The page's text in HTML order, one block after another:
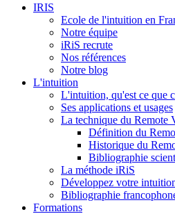
IRIS
Ecole de l'intuition en
Notre équipe
iRiS recrute
Nos références
Notre blog
L'intuition
L'intuition, qu'est ce que
Ses applications et usages
La technique du Remote
Définition du
Historique du
Bibliographie
La méthode iRiS
Développez votre
Bibliographie
Formations